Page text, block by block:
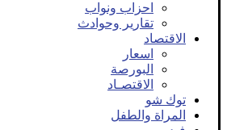
احزاب ونواب
تقارير وحوادث
الاقتصاد
اسعار
البورصة
الاقتصـاد
توك شو
المراة والطفل